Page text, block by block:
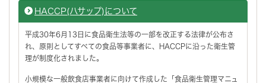
HACCP(ハサップ)について
平成30年6月13日に食品衛生法等の一部を改正する法律が公布さ
れ、原則としてすべての食品等事業者に、HACCPに沿った衛生管
理が制度化されました。
小規模な一般飲食店事業者に向けて作成した「食品衛生管理マニュ